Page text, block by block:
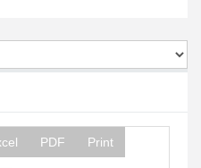
PDF Print